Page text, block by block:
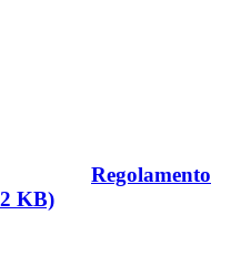
Regolamento
KB)